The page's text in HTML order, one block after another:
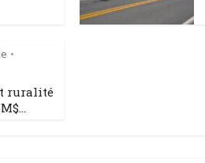
•
ruralité